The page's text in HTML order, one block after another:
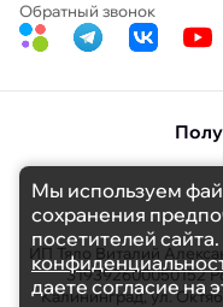
Обратный звонок
ИП Тяло Виталий
319392600050152
Калининград, ул.
Мы используем
сохранения
посетителей
даете согласие на